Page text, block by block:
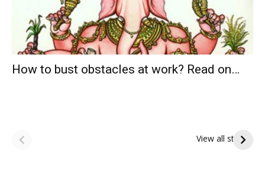
How to bust obstacles at work? Read on…
View all stories
పితృదేవతల ఆశీర్వాదం
ఇంద్రకీలాద్రి గిరి ప్రదక్షిణ